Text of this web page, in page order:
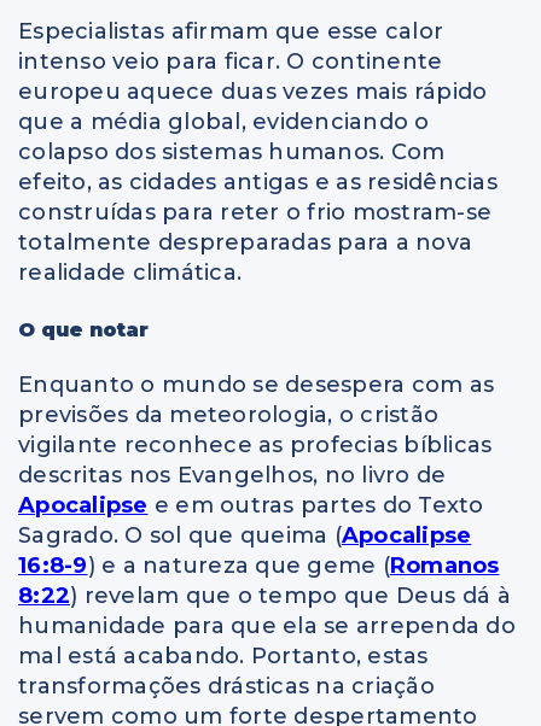
Especialistas afirmam que esse calor
intenso veio para ficar. O continente
europeu aquece duas vezes mais rápido
que a média global, evidenciando o
colapso dos sistemas humanos. Com
efeito, as cidades antigas e as residências
construídas para reter o frio mostram-se
totalmente despreparadas para a nova
realidade climática.
O que notar
Enquanto o mundo se desespera com as
previsões da meteorologia, o cristão
vigilante reconhece as profecias bíblicas
descritas nos Evangelhos, no livro de
Apocalipse e em outras partes do Texto
Sagrado. O sol que queima (Apocalipse
16:8-9) e a natureza que geme (Romanos
8:22) revelam que o tempo que Deus dá à
humanidade para que ela se arrependa do
mal está acabando. Portanto, estas
transformações drásticas na criação
servem como um forte despertamento